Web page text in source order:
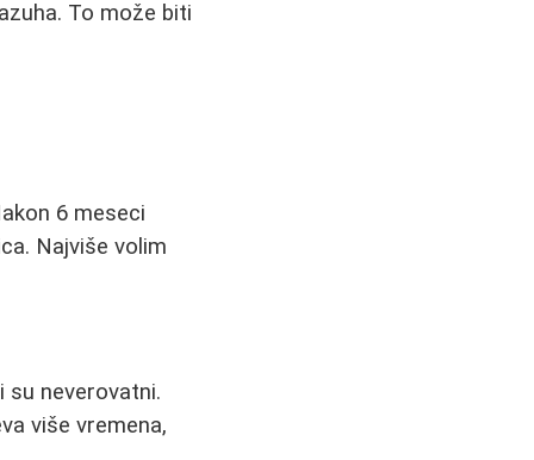
To može biti
6 meseci
Najviše volim
su neverovatni.
više vremena,